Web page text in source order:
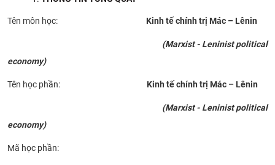
ĐẢM BẢO CHẤT LƯỢNG
KHOA HỌC CÔNG NGHỆ
HTQT
CỰU NGƯỜI HỌC
Tên môn học: Kinh tế chính trị Mác – Lênin
(Marxist - Leninist political
economy)
Tên học phần: Kinh tế chính trị Mác – Lênin
(Marxist - Leninist political
economy)
Mã học phần: